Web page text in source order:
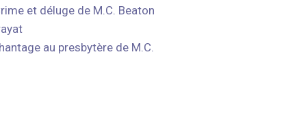
et déluge de M.C. Beaton
au presbytèrede M.C.